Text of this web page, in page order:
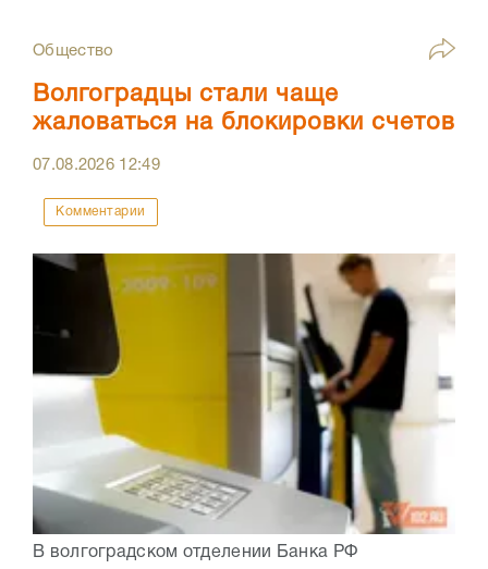
Общество
Волгоградцы стали чаще
жаловаться на блокировки счетов
07.08.2026 12:49
Комментарии
В волгоградском отделении Банка РФ